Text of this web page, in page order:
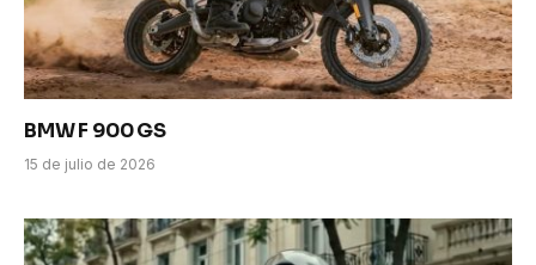
BMW F 900 GS
15 de julio de 2026